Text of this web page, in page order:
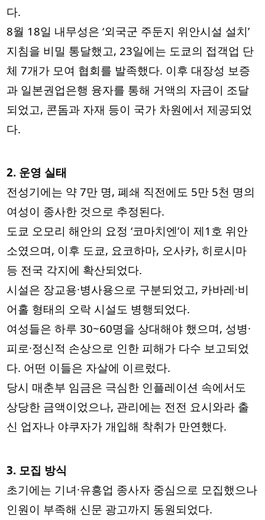
다.
8월 18일 내무성은 ‘외국군 주둔지 위안시설 설치’
지침을 비밀 통달했고, 23일에는 도쿄의 접객업 단
체 7개가 모여 협회를 발족했다. 이후 대장성 보증
과 일본권업은행 융자를 통해 거액의 자금이 조달
되었고, 콘돔과 자재 등이 국가 차원에서 제공되었
다.
2. 운영 실태
전성기에는 약 7만 명, 폐쇄 직전에도 5만 5천 명의
여성이 종사한 것으로 추정된다.
도쿄 오모리 해안의 요정 ‘코마치엔’이 제1호 위안
소였으며, 이후 도쿄, 요코하마, 오사카, 히로시마
등 전국 각지에 확산되었다.
시설은 장교용·병사용으로 구분되었고, 카바레·비
어홀 형태의 오락 시설도 병행되었다.
여성들은 하루 30~60명을 상대해야 했으며, 성병·
피로·정신적 손상으로 인한 피해가 다수 보고되었
다. 어떤 이들은 자살에 이르렀다.
당시 매춘부 임금은 극심한 인플레이션 속에서도
상당한 금액이었으나, 관리에는 전전 요시와라 출
신 업자나 야쿠자가 개입해 착취가 만연했다.
3. 모집 방식
초기에는 기녀·유흥업 종사자 중심으로 모집했으나
인원이 부족해 신문 광고까지 동원되었다.